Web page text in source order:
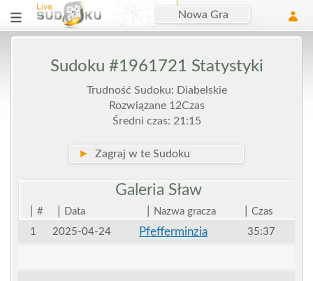
Nowa Gra
Sudoku #1961721 Statystyki
Trudność Sudoku: Diabelskie
Rozwiązane 12Czas
Średni czas: 21:15
► Zagraj w te Sudoku
Galeria Sław
# Data Nazwa gracza
Czas
1
2025-04-24 Pfefferminzia 35:37